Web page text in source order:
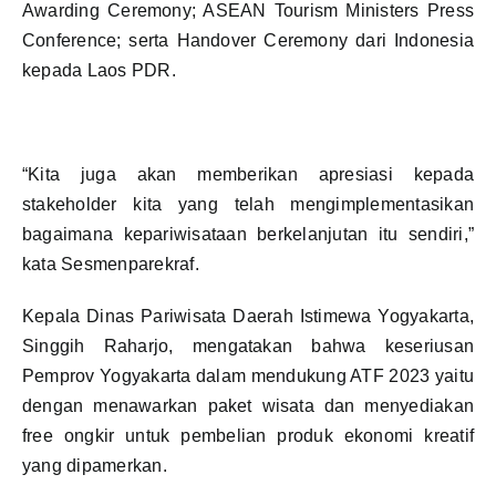
Awarding Ceremony; ASEAN Tourism Ministers Press
Conference; serta Handover Ceremony dari Indonesia
kepada Laos PDR.
“Kita juga akan memberikan apresiasi kepada
stakeholder kita yang telah mengimplementasikan
bagaimana kepariwisataan berkelanjutan itu sendiri,”
kata Sesmenparekraf.
Kepala Dinas Pariwisata Daerah Istimewa Yogyakarta,
Singgih Raharjo, mengatakan bahwa keseriusan
Pemprov Yogyakarta dalam mendukung ATF 2023 yaitu
dengan menawarkan paket wisata dan menyediakan
free ongkir untuk pembelian produk ekonomi kreatif
yang dipamerkan.